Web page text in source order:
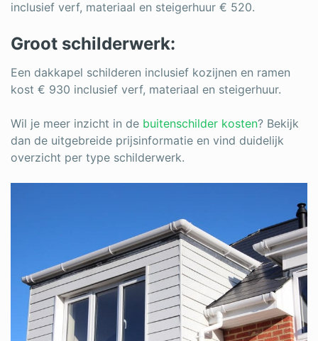
inclusief verf, materiaal en steigerhuur € 520.
Groot schilderwerk:
Een dakkapel schilderen inclusief kozijnen en ramen
kost € 930 inclusief verf, materiaal en steigerhuur.
Wil je meer inzicht in de buitenschilder kosten? Bekijk
dan de uitgebreide prijsinformatie en vind duidelijk
overzicht per type schilderwerk.